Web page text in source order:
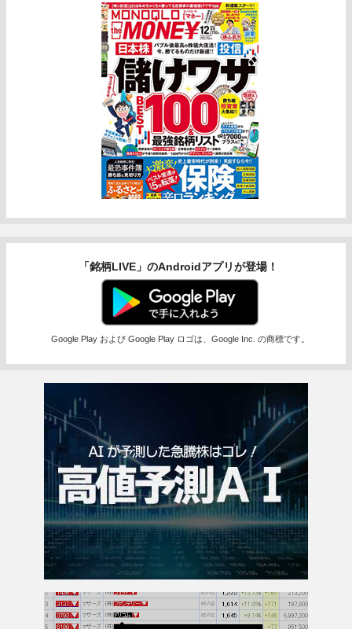
「銘柄LIVE」のAndroidアプリが登場！
Google Play および Google Play ロゴは、Google Inc. の商標です。